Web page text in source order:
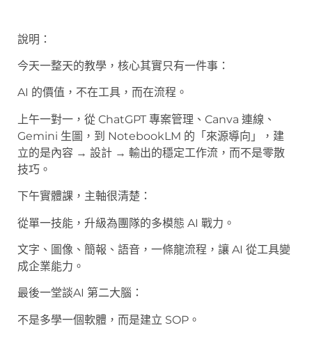
說明：
今天一整天的教學，核心其實只有一件事：
AI 的價值，不在工具，而在流程。
上午一對一，從 ChatGPT 專案管理、Canva 連線、
Gemini 生圖，到 NotebookLM 的「來源導向」，建
立的是內容 → 設計 → 輸出的穩定工作流，而不是零散
技巧。
下午實體課，主軸很清楚：
從單一技能，升級為團隊的多模態 AI 戰力。
文字、圖像、簡報、語音，一條龍流程，讓 AI 從工具變
成企業能力。
最後一堂談AI 第二大腦：
不是多學一個軟體，而是建立 SOP。